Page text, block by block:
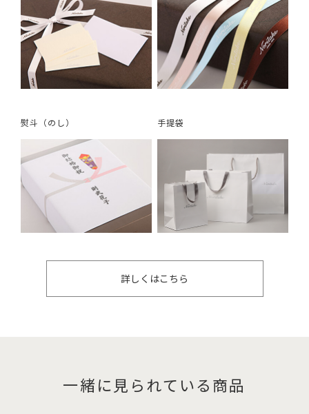
熨斗（のし） 手提袋
詳しくはこちら
一緒に見られている商品